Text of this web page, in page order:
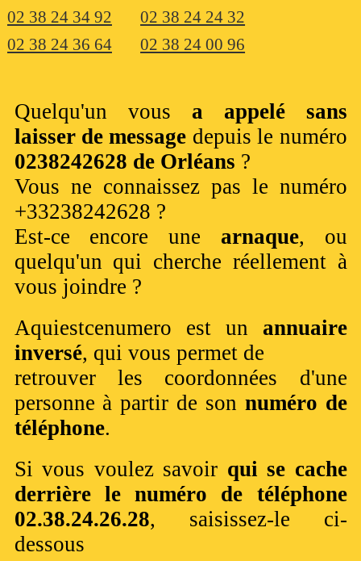
02 38 24 34 92
02 38 24 24 32
02 38 24 36 64
02 38 24 00 96
Quelqu'un vous a appelé sans
laisser de message depuis le numéro
0238242628 de Orléans ?
Vous ne connaissez pas le numéro
+33238242628 ?
Est-ce encore une arnaque, ou
quelqu'un qui cherche réellement à
vous joindre ?
Aquiestcenumero est un annuaire
inversé, qui vous permet de
retrouver les coordonnées d'une
personne à partir de son numéro de
téléphone.
Si vous voulez savoir qui se cache
derrière le numéro de téléphone
02.38.24.26.28, saisissez-le ci-
dessous